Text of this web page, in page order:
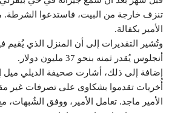
تنزف خارجة من البيت، فاستدعوا
الأمير بكفالة.
وتُشير التقديرات إلى أن المنزل الذي يُقيم
أنجلوس يُقدر ثمنه بنحو 37 مليون دولار.
إضافة إلى ذلك، أشارت صحيفة الديلي ميل
أُخريات تقدموا بشكاوى على تصرفات غير
الأمير ماجد. تعامل الأمير، ووفق الشُبهات،